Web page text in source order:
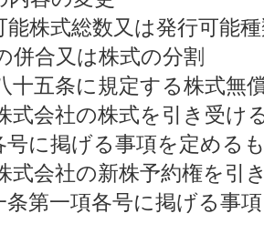
株式総数又は発行可能
合又は株式の分割
五条に規定する株式無
会社の株式を引き受け
号に掲げる事項を定める
会社の新株予約権を引
条第一項各号に掲げる事